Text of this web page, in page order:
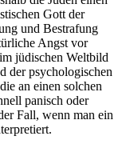
Gott der
und Bestrafung
Angst vor
jüdischen Weltbild
der psychologischen
an einen solchen
panisch oder
Fall, wenn man ein